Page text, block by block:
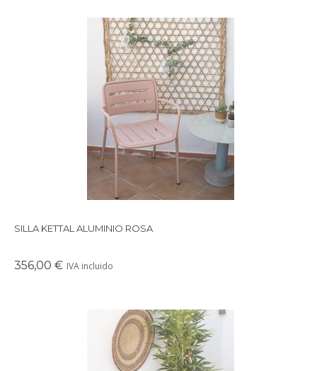
Preciosa silla de aluminio en color rosa con respaldo y
reposabrazos de la firma Kettal modelo Village.
SILLA KETTAL ALUMINIO ROSA
356,00 € IVA incluido